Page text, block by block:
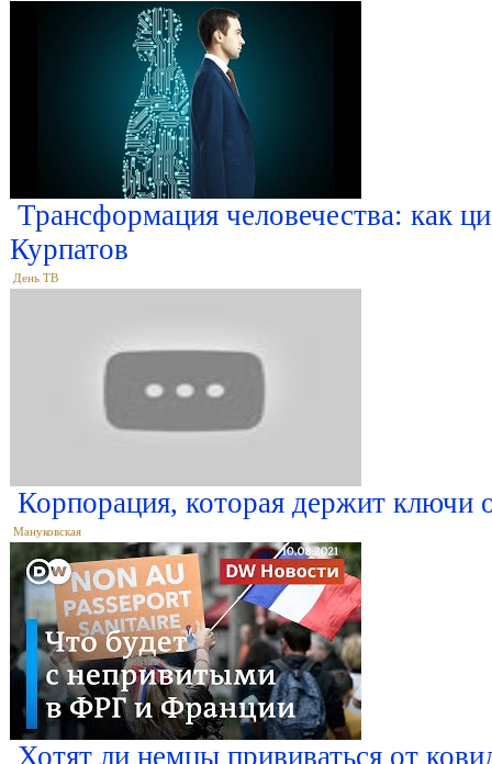
Трансформация человечества: как
Курпатов
День ТВ
Корпорация, которая держит
Мануковская
Хотят ли немцы прививаться от